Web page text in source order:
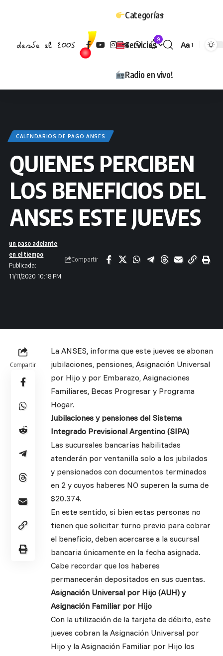
Categorías
Servicios
Radio en vivo!
9
Tamaño
Aa
CALENDARIOS DE PAGO ANSES
QUIENES PERCIBEN
LOS BENEFICIOS DEL
ANSES ESTE JUEVES
Publicada:
11/11/2020 10:18 PM
un paso adelante
en el tiempo
Compartir
Compartir
La ANSES, informa que este jueves se abonan
jubilaciones, pensiones, Asignación Universal
por Hijo y por Embarazo, Asignaciones
Familiares, Becas Progresar y Programa
Hogar.
Jubilaciones y pensiones del Sistema
Integrado Previsional Argentino (SIPA)
Las sucursales bancarias habilitadas
atenderán por ventanilla solo a los jubilados
y pensionados con documentos terminados
en 2 y cuyos haberes NO superen la suma de
$20.374.
En este sentido, si bien estas personas no
tienen que solicitar turno previo para cobrar
el beneficio, deben acercarse a la sucursal
bancaria únicamente en la fecha asignada.
Cabe recordar que los haberes
permanecerán depositados en sus cuentas.
Asignación Universal por Hijo (AUH) y
Asignación Familiar por Hijo
Con la utilización de la tarjeta de débito, este
jueves cobran la Asignación Universal por
Hijo y la Asignación Familiar por Hijo los